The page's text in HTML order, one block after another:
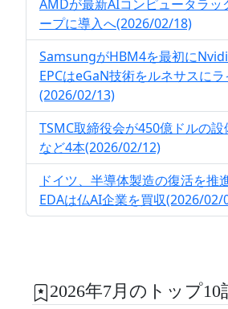
AMDが最新AIコンピュータラッ
ープに導入へ(2026/02/18)
SamsungがHBM4を最初に
EPCはeGaN技術をルネサスに
(2026/02/13)
TSMC取締役会が450億ドルの設
など4本(2026/02/12)
ドイツ、半導体製造の復活を推
EDAは仏AI企業を買収(2026/02/
2026年7月のトップ10